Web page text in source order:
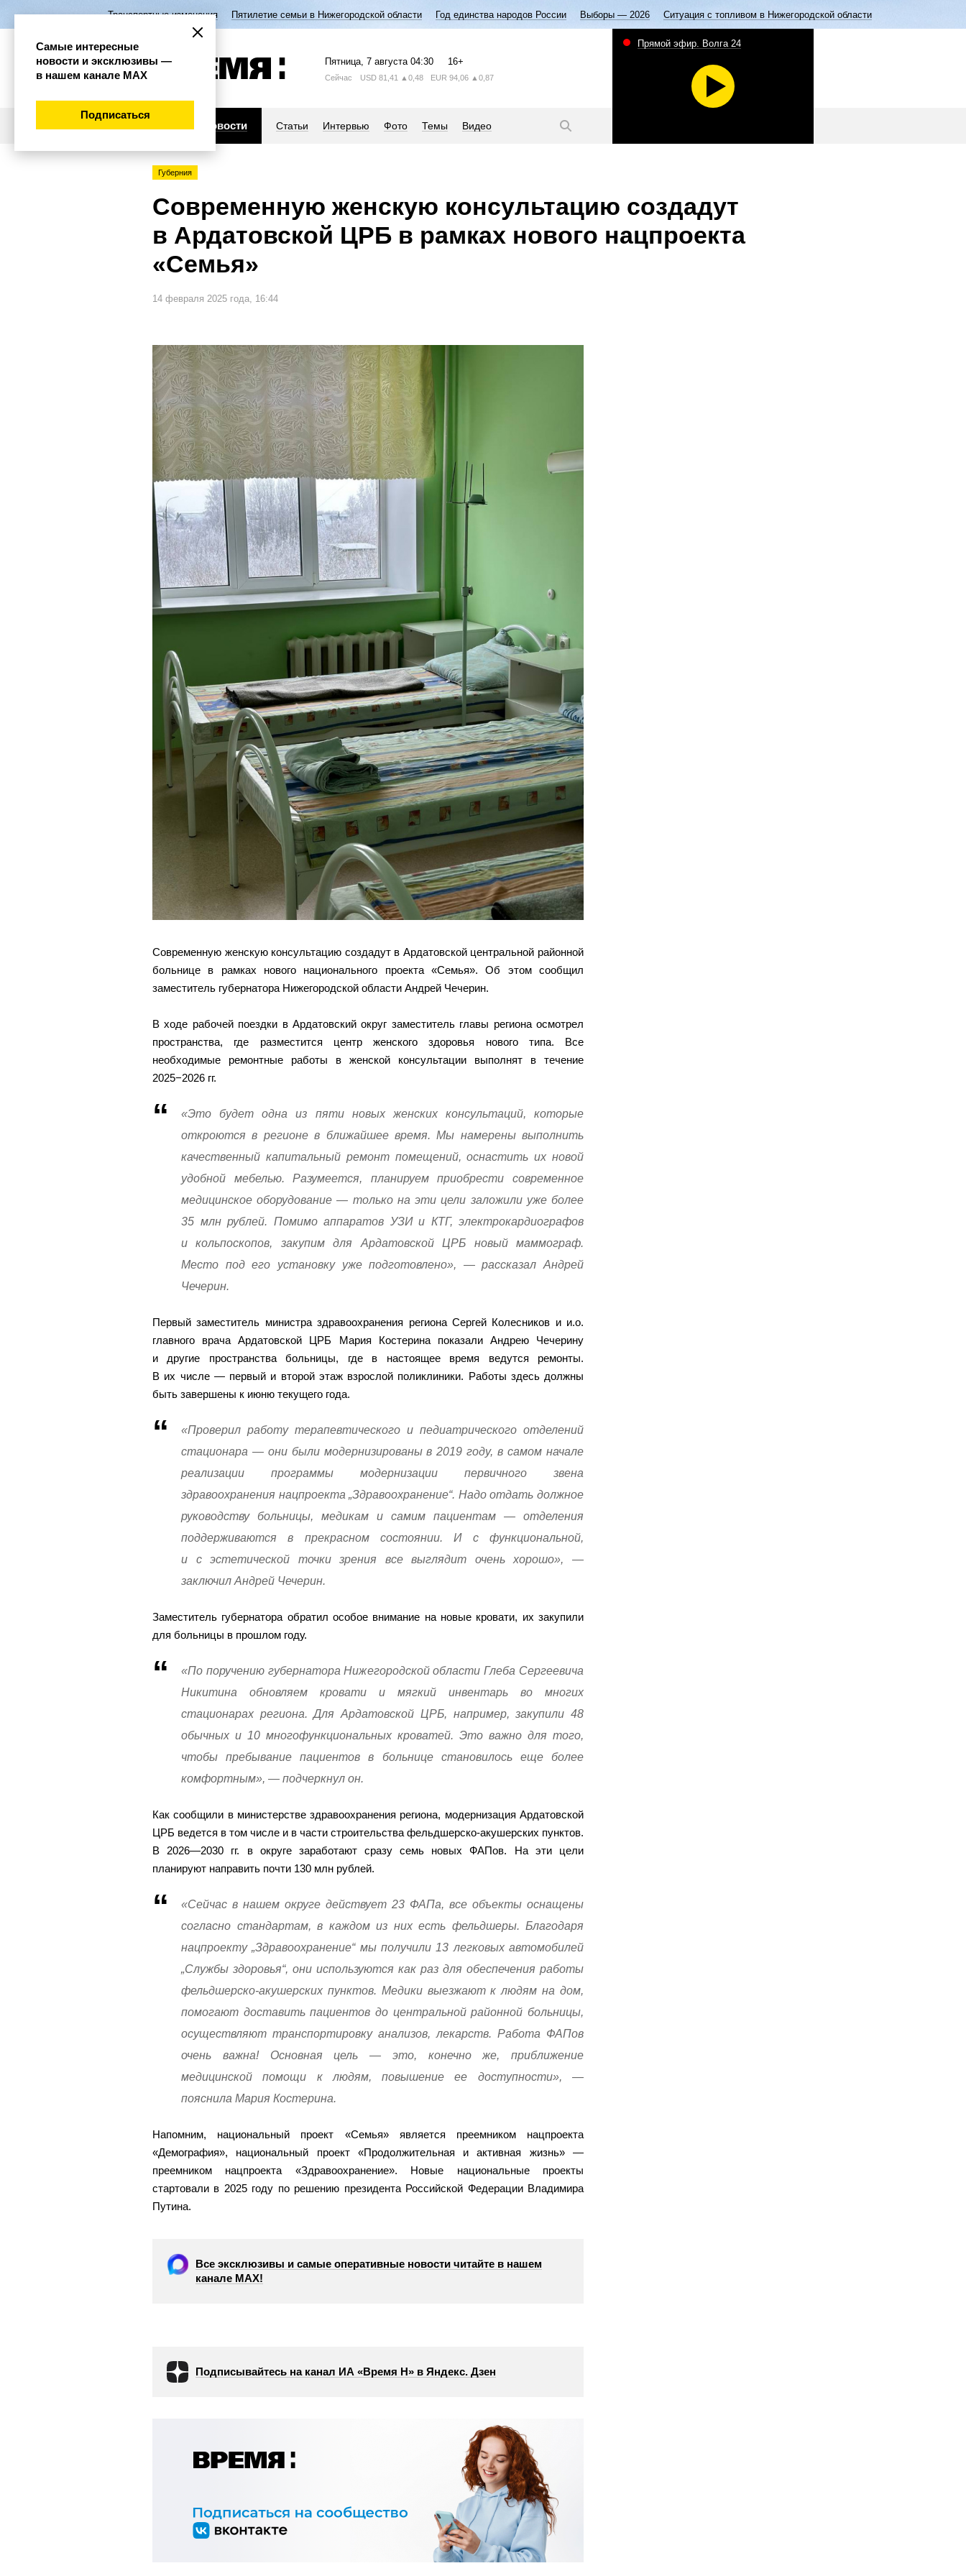
Транспортные изменения Пятилетие семьи в Нижегородской области Год единства народов России Выборы — 2026 Ситуация с топливом в Нижегородской области
Пятница, 7 августа 04:30 16+
Сейчас USD 81,41 ▲0,48 EUR 94,06 ▲0,87
Новости Статьи Интервью Фото Темы Видео
Прямой эфир. Волга 24
Губерния
Современную женскую консультацию создадут
в Ардатовской ЦРБ в рамках нового нацпроекта
«Семья»
14 февраля 2025 года, 16:44
Современную женскую консультацию создадут в Ардатовской центральной районной
больнице в рамках нового национального проекта «Семья». Об этом сообщил
заместитель губернатора Нижегородской области Андрей Чечерин.
В ходе рабочей поездки в Ардатовский округ заместитель главы региона осмотрел
пространства, где разместится центр женского здоровья нового типа. Все
необходимые ремонтные работы в женской консультации выполнят в течение
2025−2026 гг.
«Это будет одна из пяти новых женских консультаций, которые
откроются в регионе в ближайшее время. Мы намерены выполнить
качественный капитальный ремонт помещений, оснастить их новой
удобной мебелью. Разумеется, планируем приобрести современное
медицинское оборудование — только на эти цели заложили уже более
35 млн рублей. Помимо аппаратов УЗИ и КТГ, электрокардиографов
и кольпоскопов, закупим для Ардатовской ЦРБ новый маммограф.
Место под его установку уже подготовлено», — рассказал Андрей
Чечерин.
Первый заместитель министра здравоохранения региона Сергей Колесников и и.о.
главного врача Ардатовской ЦРБ Мария Костерина показали Андрею Чечерину
и другие пространства больницы, где в настоящее время ведутся ремонты.
В их числе — первый и второй этаж взрослой поликлиники. Работы здесь должны
быть завершены к июню текущего года.
«Проверил работу терапевтического и педиатрического отделений
стационара — они были модернизированы в 2019 году, в самом начале
реализации программы модернизации первичного звена
здравоохранения нацпроекта „Здравоохранение“. Надо отдать должное
руководству больницы, медикам и самим пациентам — отделения
поддерживаются в прекрасном состоянии. И с функциональной,
и с эстетической точки зрения все выглядит очень хорошо», —
заключил Андрей Чечерин.
Заместитель губернатора обратил особое внимание на новые кровати, их закупили
для больницы в прошлом году.
«По поручению губернатора Нижегородской области Глеба Сергеевича
Никитина обновляем кровати и мягкий инвентарь во многих
стационарах региона. Для Ардатовской ЦРБ, например, закупили 48
обычных и 10 многофункциональных кроватей. Это важно для того,
чтобы пребывание пациентов в больнице становилось еще более
комфортным», — подчеркнул он.
Как сообщили в министерстве здравоохранения региона, модернизация Ардатовской
ЦРБ ведется в том числе и в части строительства фельдшерско-акушерских пунктов.
В 2026—2030 гг. в округе заработают сразу семь новых ФАПов. На эти цели
планируют направить почти 130 млн рублей.
«Сейчас в нашем округе действует 23 ФАПа, все объекты оснащены
согласно стандартам, в каждом из них есть фельдшеры. Благодаря
нацпроекту „Здравоохранение“ мы получили 13 легковых автомобилей
„Службы здоровья“, они используются как раз для обеспечения работы
фельдшерско-акушерских пунктов. Медики выезжают к людям на дом,
помогают доставить пациентов до центральной районной больницы,
осуществляют транспортировку анализов, лекарств. Работа ФАПов
очень важна! Основная цель — это, конечно же, приближение
медицинской помощи к людям, повышение ее доступности», —
пояснила Мария Костерина.
Напомним, национальный проект «Семья» является преемником нацпроекта
«Демография», национальный проект «Продолжительная и активная жизнь» —
преемником нацпроекта «Здравоохранение». Новые национальные проекты
стартовали в 2025 году по решению президента Российской Федерации Владимира
Путина.
Все эксклюзивы и самые оперативные новости читайте в нашем
канале МАХ!
Подписывайтесь на канал ИА «Время Н» в Яндекс. Дзен
Самые интересные
новости и эксклюзивы —
в нашем канале МАХ
Подписаться